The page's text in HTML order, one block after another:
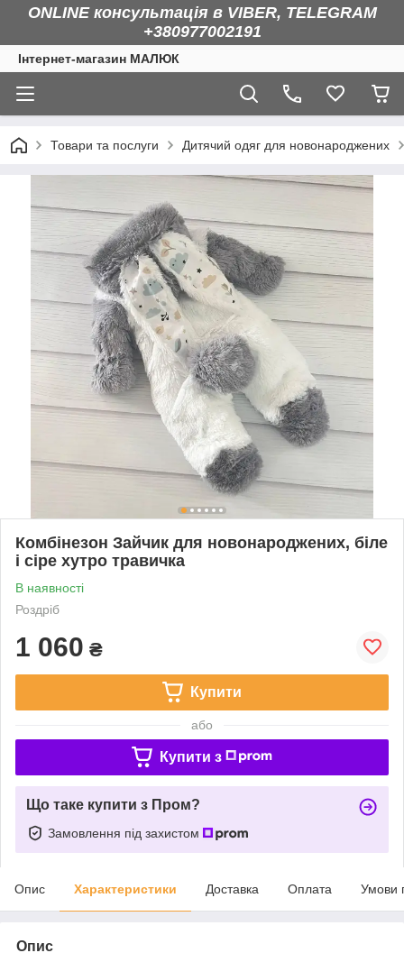
ONLINE консультація в VIBER, TELEGRAM
+380977002191
Інтернет-магазин МАЛЮК
Товари та послуги Дитячий одяг для новонароджених
Комбінезон Зайчик для новонароджених, біле
і сіре хутро травичка
В наявності
Роздріб
1 060 ₴
Купити
або
Купити з
Що таке купити з Пром?
Замовлення під захистом
Опис Характеристики Доставка Оплата Умови
Опис